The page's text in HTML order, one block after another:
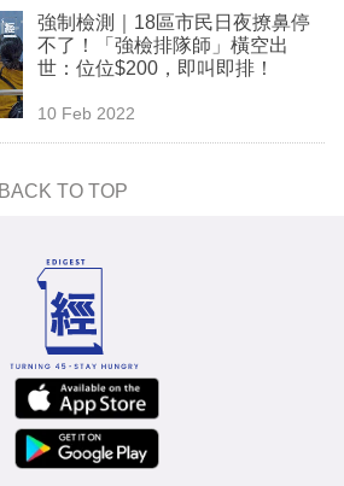
強制檢測｜18區市民日夜撩鼻停
不了！「強檢排隊師」橫空出
世：位位$200，即叫即排！
10 Feb 2022
BACK TO TOP